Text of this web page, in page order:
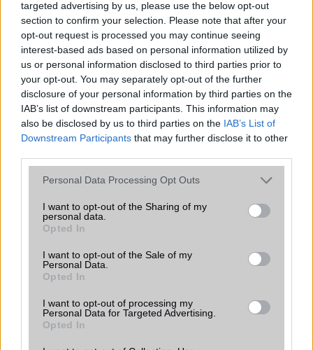
targeted advertising by us, please use the below opt-out
section to confirm your selection. Please note that after your
opt-out request is processed you may continue seeing
interest-based ads based on personal information utilized by
us or personal information disclosed to third parties prior to
your opt-out. You may separately opt-out of the further
disclosure of your personal information by third parties on the
IAB’s list of downstream participants. This information may
also be disclosed by us to third parties on the IAB’s List of
Downstream Participants that may further disclose it to other
Please note that this website/app uses one or more Google
not limited to your visit or usage behaviour. You may click to
grant or deny consent to Google and its third-party tags to
use your data for below specified purposes in below Google
consent section.
Personal Data Processing Opt Outs
I want to opt-out of the Sharing of my
personal data.
Opted In
I want to opt-out of the Sale of my
Personal Data.
Opted In
I want to opt-out of processing my
Personal Data for Targeted Advertising.
Opted In
A One UI 9 érkezése új mesterséges intelligencia-
funkciókat és továbbfejlesztett kezelőfelületet hoz,
azonban több korábbi csúcskategóriás és középkategóriás
Galaxy készülék számára ez lesz az út vége.
iPhone 18 bemutató dátum - ekkor
rántja le a leplet az Apple az új
csúcsmobilokról
2026.06.29 | Phone Arena
mellett a régóta pletykált hajlítható iPhone Ultra is
bemutatkozhat, miközben az áremelésekről szóló
Az Android rejtett automatizmusai: hat
funkció, amely észrevétlenül könnyíti
meg a mindennapokat
2026.06.14
Sok felhasználó külön alkalmazásokra esküszik, pedig az
amelyek maguktól dolgoznak a háttérben.
Ez a rejtett Samsung funkció teljesen